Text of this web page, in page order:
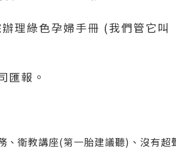
理綠色孕婦手冊 (我們管它叫
匯報。
衛教講座(第一胎建議聽)、沒有超